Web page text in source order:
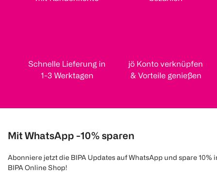
Schnelle Lieferung in
1-3 Werktagen
jö Konto verknüpfen
& Vorteile genießen
Mit WhatsApp -10% sparen
Abonniere jetzt die BIPA Updates auf WhatsApp und spare 10%
BIPA Online Shop!